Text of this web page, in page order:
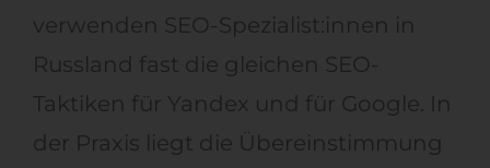
verwenden SEO-Spezialist:innen in
Russland fast die gleichen SEO-
Taktiken für Yandex und für Google. In
der Praxis liegt die Übereinstimmung